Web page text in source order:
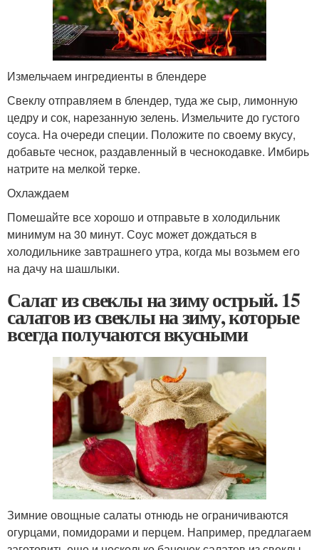
Измельчаем ингредиенты в блендере
Свеклу отправляем в блендер, туда же сыр, лимонную
цедру и сок, нарезанную зелень. Измельчите до густого
соуса. На очереди специи. Положите по своему вкусу,
добавьте чеснок, раздавленный в чеснокодавке. Имбирь
натрите на мелкой терке.
Охлаждаем
Помешайте все хорошо и отправьте в холодильник
минимум на 30 минут. Соус может дождаться в
холодильнике завтрашнего утра, когда мы возьмем его
на дачу на шашлыки.
Салат из свеклы на зиму острый. 15
салатов из свеклы на зиму, которые
всегда получаются вкусными
Зимние овощные салаты отнюдь не ограничиваются
огурцами, помидорами и перцем. Например, предлагаем